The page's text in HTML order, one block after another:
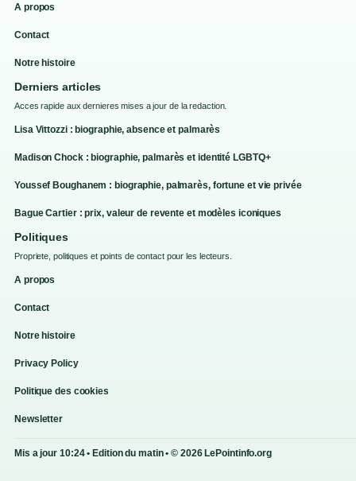
A propos
Contact
Notre histoire
Derniers articles
Acces rapide aux dernieres mises a jour de la redaction.
Lisa Vittozzi : biographie, absence et palmarès
Madison Chock : biographie, palmarès et identité LGBTQ+
Youssef Boughanem : biographie, palmarès, fortune et vie privée
Bague Cartier : prix, valeur de revente et modèles iconiques
Politiques
Propriete, politiques et points de contact pour les lecteurs.
A propos
Contact
Notre histoire
Privacy Policy
Politique des cookies
Newsletter
Mis a jour 10:24 • Edition du matin • © 2026 LePointinfo.org